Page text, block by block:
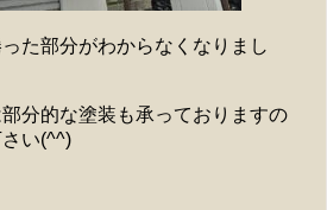
た部分がわからなくなりまし
分的な塗装も承っておりますの
い(^^)